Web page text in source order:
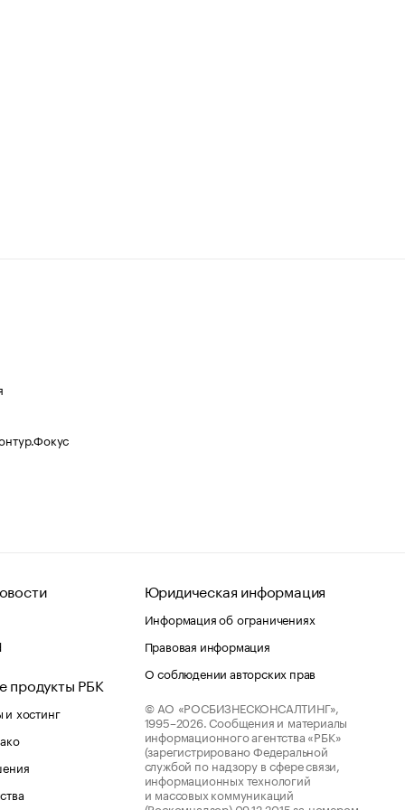
продукты РБК
хостинг
Юридическая информация
Информация об ограничениях
Правовая информация
О соблюдении авторских прав
© АО «РОСБИЗНЕСКОНСАЛТИНГ»,
1995–2026. Сообщения и материалы
информационного агентства «РБК»
(зарегистрировано Федеральной
службой по надзору в сфере связи,
информационных технологий
и массовых коммуникаций